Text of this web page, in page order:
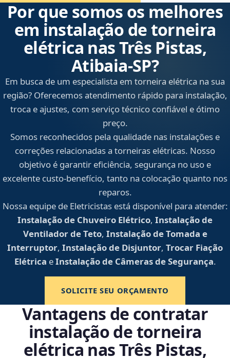
Por que somos os melhores
em instalação de torneira
elétrica nas Três Pistas,
Atibaia‑SP?
Em busca de um especialista em torneira elétrica na sua
região? Oferecemos atendimento rápido para instalação,
troca e ajustes, com serviço técnico confiável e ótimo
preço.
Somos reconhecidos pela qualidade nas instalações e
correções relacionadas a torneiras elétricas. Nosso
objetivo é garantir eficiência, segurança no uso e
excelente custo-benefício, tanto na colocação quanto nos
reparos.
Nossa equipe de Eletricistas está disponível para atender:
Instalação de Chuveiro Elétrico, Instalação de
Ventilador de Teto, Instalação de Tomada e
Interruptor, Instalação de Disjuntor, Trocar Fiação
Elétrica eInstalação de Câmeras de Segurança.
SOLICITE SEU ORÇAMENTO
Vantagens de contratar
instalação de torneira
elétrica nas Três Pistas,